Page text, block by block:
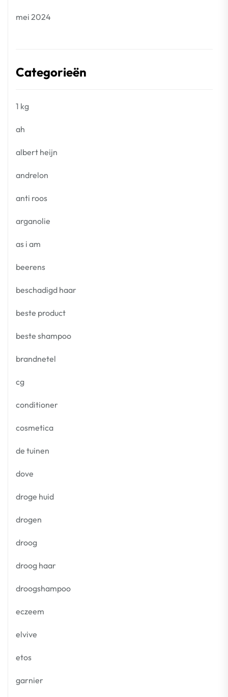
mei 2024
Categorieën
1 kg
ah
albert heijn
andrelon
anti roos
arganolie
as i am
beerens
beschadigd haar
beste product
beste shampoo
brandnetel
cg
conditioner
cosmetica
de tuinen
dove
droge huid
drogen
droog
droog haar
droogshampoo
eczeem
elvive
etos
garnier